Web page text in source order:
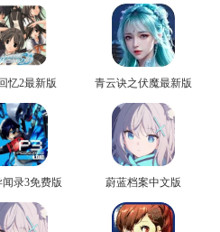
忆2最新版 青云诀之伏魔最新版
录3免费版 蔚蓝档案中文版